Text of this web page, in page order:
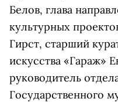
Белов, глава
культурных
Гирст, старший
искусства «Гараж»
руководитель
Государственного